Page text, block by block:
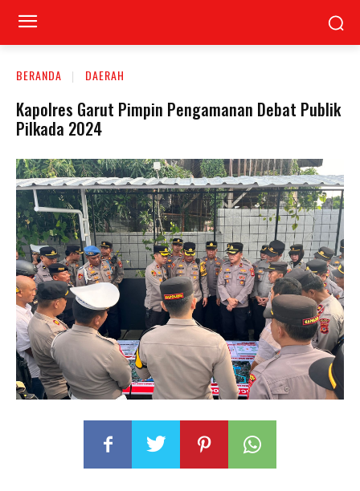
BERANDA DAERAH
Kapolres Garut Pimpin Pengamanan Debat Publik
Pilkada 2024